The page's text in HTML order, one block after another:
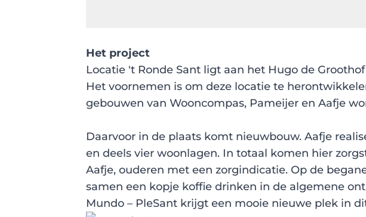
Het project
Locatie 't Ronde Sant ligt aan het Hugo de
Het voornemen is om deze locatie te
gebouwen van Wooncompas, Pameijer en Aafje
Daarvoor in de plaats komt nieuwbouw. Aafje
en deels vier woonlagen. In totaal komen hier
Aafje, ouderen met een zorgindicatie. Op de
samen een kopje koffie drinken in de algemene
Mundo – PleSant krijgt een mooie nieuwe plek in